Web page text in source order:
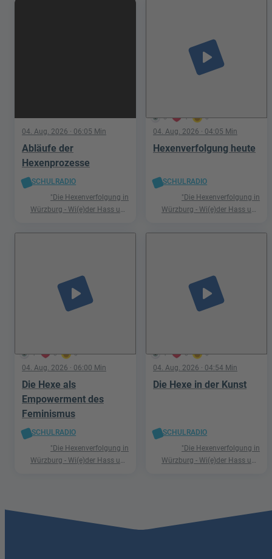
04. Aug. 2026 · 06:05 Min
Abläufe der
Hexenprozesse
SCHULRADIO
"Die Hexenverfolgung in
Würzburg - Wi(e)der Hass und
5 1 0
play_arrow
04. Aug. 2026 · 04:05 Min
Hexenverfolgung heute
SCHULRADIO
"Die Hexenverfolgung in
Würzburg - Wi(e)der Hass und
1 0 0
play_arrow
04. Aug. 2026 · 06:00 Min
Die Hexe als
Empowerment des
Feminismus
SCHULRADIO
"Die Hexenverfolgung in
Würzburg - Wi(e)der Hass und
1 0 0
play_arrow
04. Aug. 2026 · 04:54 Min
Die Hexe in der Kunst
SCHULRADIO
"Die Hexenverfolgung in
Würzburg - Wi(e)der Hass und